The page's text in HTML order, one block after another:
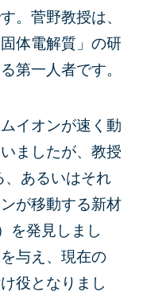
。菅野教授は、
体電解質」の研
第一人者です。
イオンが速く動
ましたが、教授
、あるいはそれ
が移動する新材
を発見しまし
与え、現在の
役となりまし